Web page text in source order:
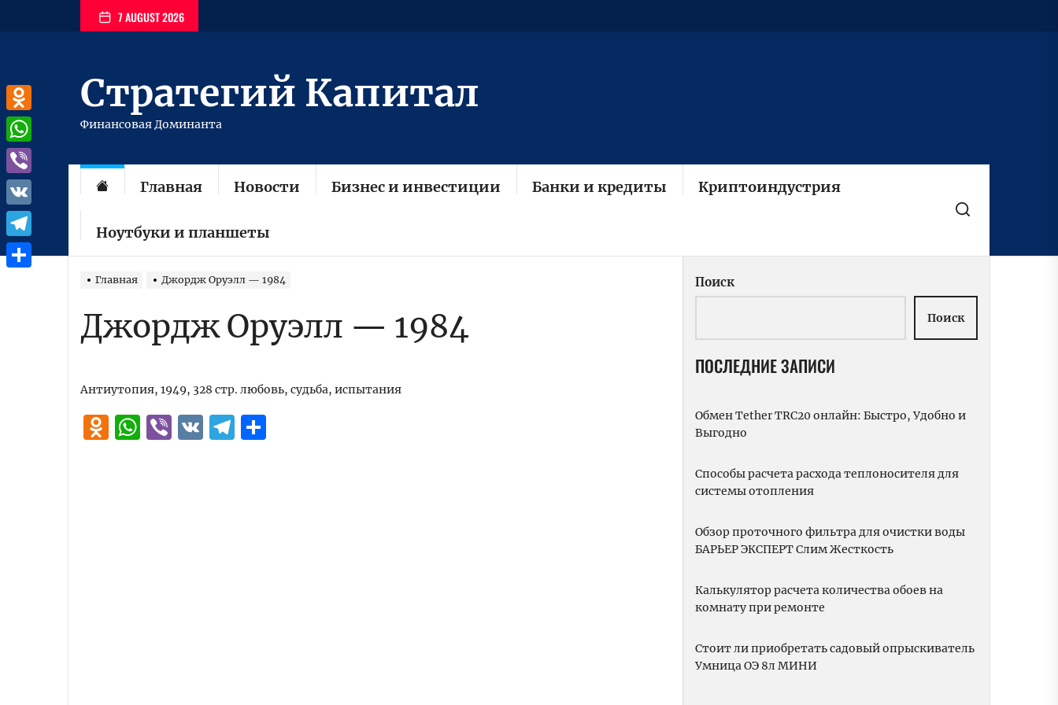
7 AUGUST 2026
Стратегий Капитал
Финансовая Доминанта
Главная Новости Бизнес и инвестиции Банки и кредиты Криптоиндустрия
Ноутбуки и планшеты
Главная Джордж Оруэлл — 1984
Джордж Оруэлл — 1984
Антиутопия, 1949, 328 стр. любовь, судьба, испытания
Odnoklassniki
WhatsApp
Viber
VK Telegram
Поиск
Поиск
ПОСЛЕДНИЕ ЗАПИСИ
Обмен Tether TRC20 онлайн: Быстро, Удобно и
Выгодно
Способы расчета расхода теплоносителя для
системы отопления
Обзор проточного фильтра для очистки воды
БАРЬЕР ЭКСПЕРТ Слим Жесткость
Калькулятор расчета количества обоев на
комнату при ремонте
Стоит ли приобретать садовый опрыскиватель
Умница ОЭ 8л МИНИ
Odnoklassniki
WhatsApp
Viber
VK
Telegram